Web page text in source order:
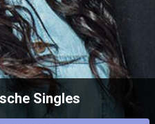
Singles